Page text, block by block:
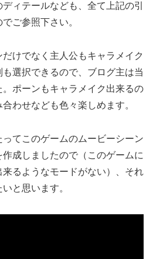
ィテールなども、全て上記の引
ご参照下さい。
けでなく主人公もキャラメイク
選択できるので、ブログ主は当
ポーンもキャラメイク出来るの
わせなども色々楽しめます。
てこのゲームのムービーシーン
成しましたので（このゲームに
るようなモードがない）、それ
と思います。